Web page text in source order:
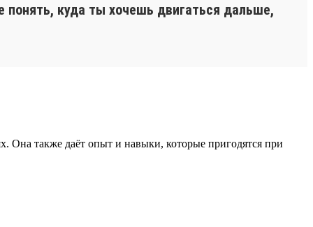
понять, куда ты хочешь двигаться дальше,
Она также даёт опыт и навыки, которые пригодятся при